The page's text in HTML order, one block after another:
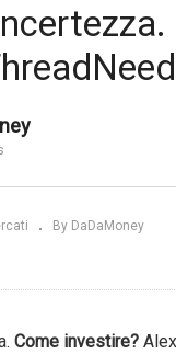
By DaDaMoney
Come investire?